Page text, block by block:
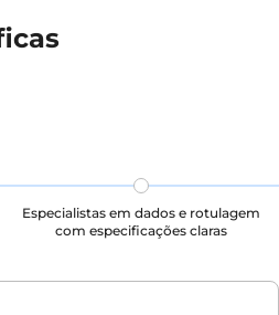
Especialistas em dados e rotulagem
com especificações claras